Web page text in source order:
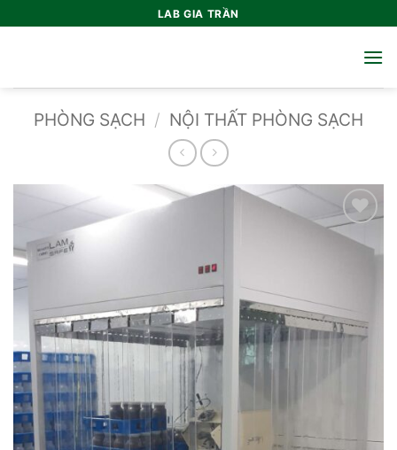
qua
LAB GIA TRẦN
PHÒNG SẠCH / NỘI THẤT PHÒNG SẠCH
Add to